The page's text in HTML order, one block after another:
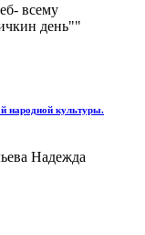
всему
день""
народной культуры.
Надежда